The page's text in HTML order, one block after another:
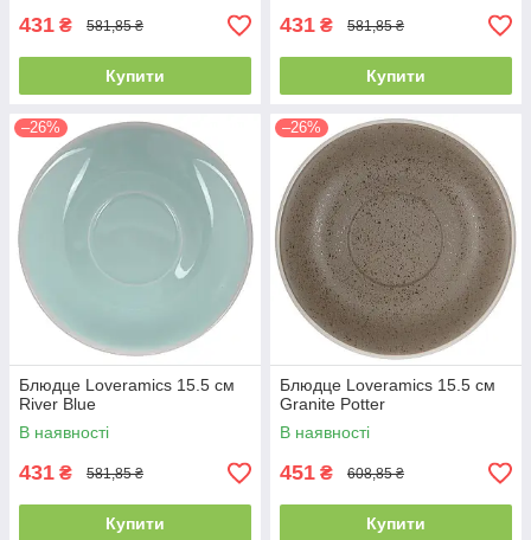
431 ₴ 581,85 ₴
Купити
431 ₴ 581,85 ₴
Купити
–26%
Блюдце Loveramics 15.5 см
River Blue
В наявності
431 ₴ 581,85 ₴
Купити
–26%
Блюдце Loveramics 15.5 см
Granite Potter
В наявності
451 ₴ 608,85 ₴
Купити